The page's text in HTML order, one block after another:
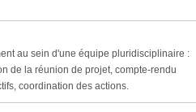
au sein d'une équipe pluridisciplinaire :
de la réunion de projet, compte-rendu
coordination des actions.